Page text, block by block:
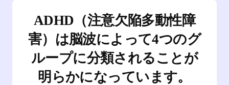
ADHD（注意欠陥多動性障
害）は脳波によって4つのグ
ループに分類されることが
明らかになっています。